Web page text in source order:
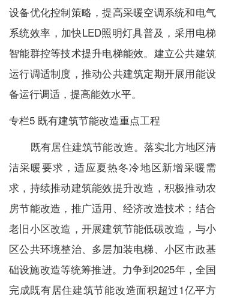
设备优化控制策略，提高采暖空调系统和电气
系统效率，加快LED照明灯具普及，采用电梯
智能群控等技术提升电梯能效。建立公共建筑
运行调适制度，推动公共建筑定期开展用能设
备运行调适，提高能效水平。
专栏5 既有建筑节能改造重点工程
既有居住建筑节能改造。落实北方地区清
洁采暖要求，适应夏热冬冷地区新增采暖需
求，持续推动建筑能效提升改造，积极推动农
房节能改造，推广适用、经济改造技术；结合
老旧小区改造，开展建筑节能低碳改造，与小
区公共环境整治、多层加装电梯、小区市政基
础设施改造等统筹推进。力争到2025年，全国
完成既有居住建筑节能改造面积超过1亿平方